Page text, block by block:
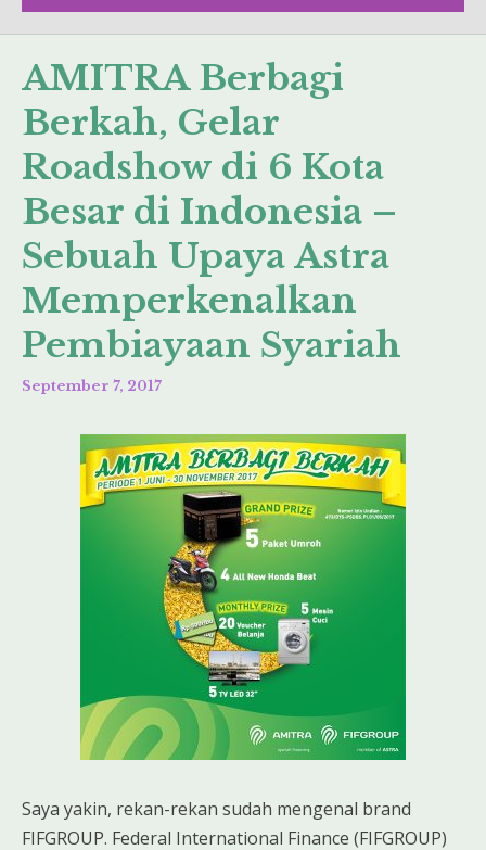
AMITRA Berbagi
Berkah, Gelar
Roadshow di 6 Kota
Besar di Indonesia –
Sebuah Upaya Astra
Memperkenalkan
Pembiayaan Syariah
September 7, 2017
Saya yakin, rekan-rekan sudah mengenal brand
FIFGROUP. Federal International Finance (FIFGROUP)